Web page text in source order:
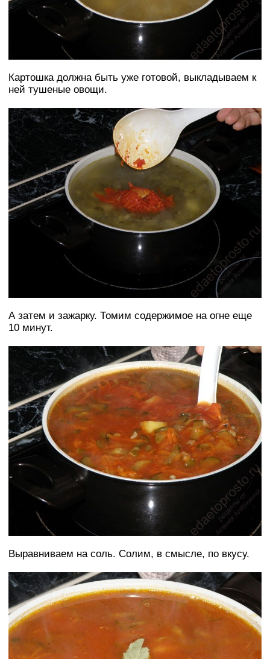
Картошка должна быть уже готовой, выкладываем к
ней тушеные овощи.
А затем и зажарку. Томим содержимое на огне еще
10 минут.
Выравниваем на соль. Солим, в смысле, по вкусу.